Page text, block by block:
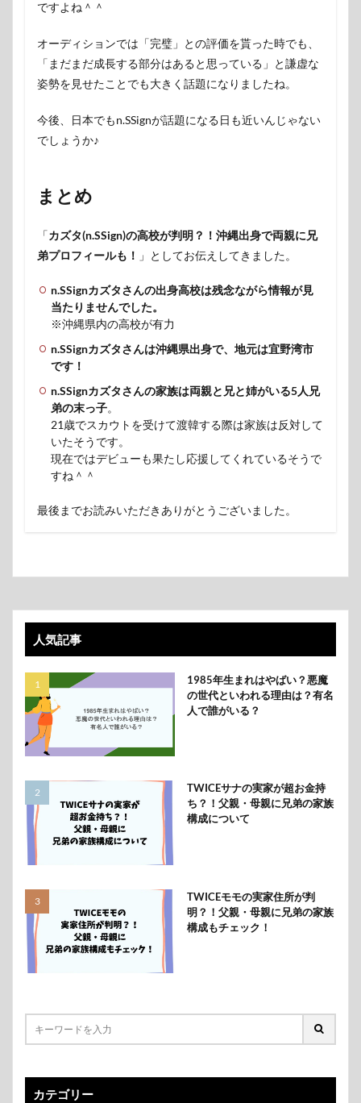
ですよね＾＾
オーディションでは「完璧」との評価を貰った時でも、
「まだまだ成長する部分はあると思っている」と謙虚な
姿勢を見せたことでも大きく話題になりましたね。
今後、日本でもn.SSignが話題になる日も近いんじゃない
でしょうか♪
まとめ
「カズタ(n.SSign)の高校が判明？！沖縄出身で両親に兄
弟プロフィールも！ 」としてお伝えしてきました。
n.SSignカズタさんの出身高校は残念ながら情報が見
当たりませんでした。
※沖縄県内の高校が有力
n.SSignカズタさんは沖縄県出身で、地元は宜野湾市
です！
n.SSignカズタさんの家族は両親と兄と姉がいる5人兄
弟の末っ子。
21歳でスカウトを受けて渡韓する際は家族は反対して
いたそうです。
現在ではデビューも果たし応援してくれているそうで
すね＾＾
最後までお読みいただきありがとうございました。
人気記事
1985年生まれはやばい？悪魔
の世代といわれる理由は？有名
人で誰がいる？
TWICEサナの実家が超お金持
ち？！父親・母親に兄弟の家族
構成について
TWICEモモの実家住所が判
明？！父親・母親に兄弟の家族
構成もチェック！
カテゴリー